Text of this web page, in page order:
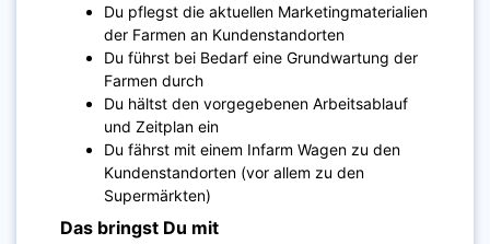
Du pflegst die aktuellen Marketingmaterialien
der Farmen an Kundenstandorten
Du führst bei Bedarf eine Grundwartung der
Farmen durch
Du hältst den vorgegebenen Arbeitsablauf
und Zeitplan ein
Du fährst mit einem Infarm Wagen zu den
Kundenstandorten (vor allem zu den
Supermärkten)
Das bringst Du mit